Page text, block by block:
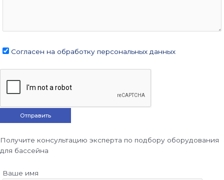
Согласен на обработку персональных данных
Получите консультацию эксперта по подбору оборудования
для бассейна
Ваше имя